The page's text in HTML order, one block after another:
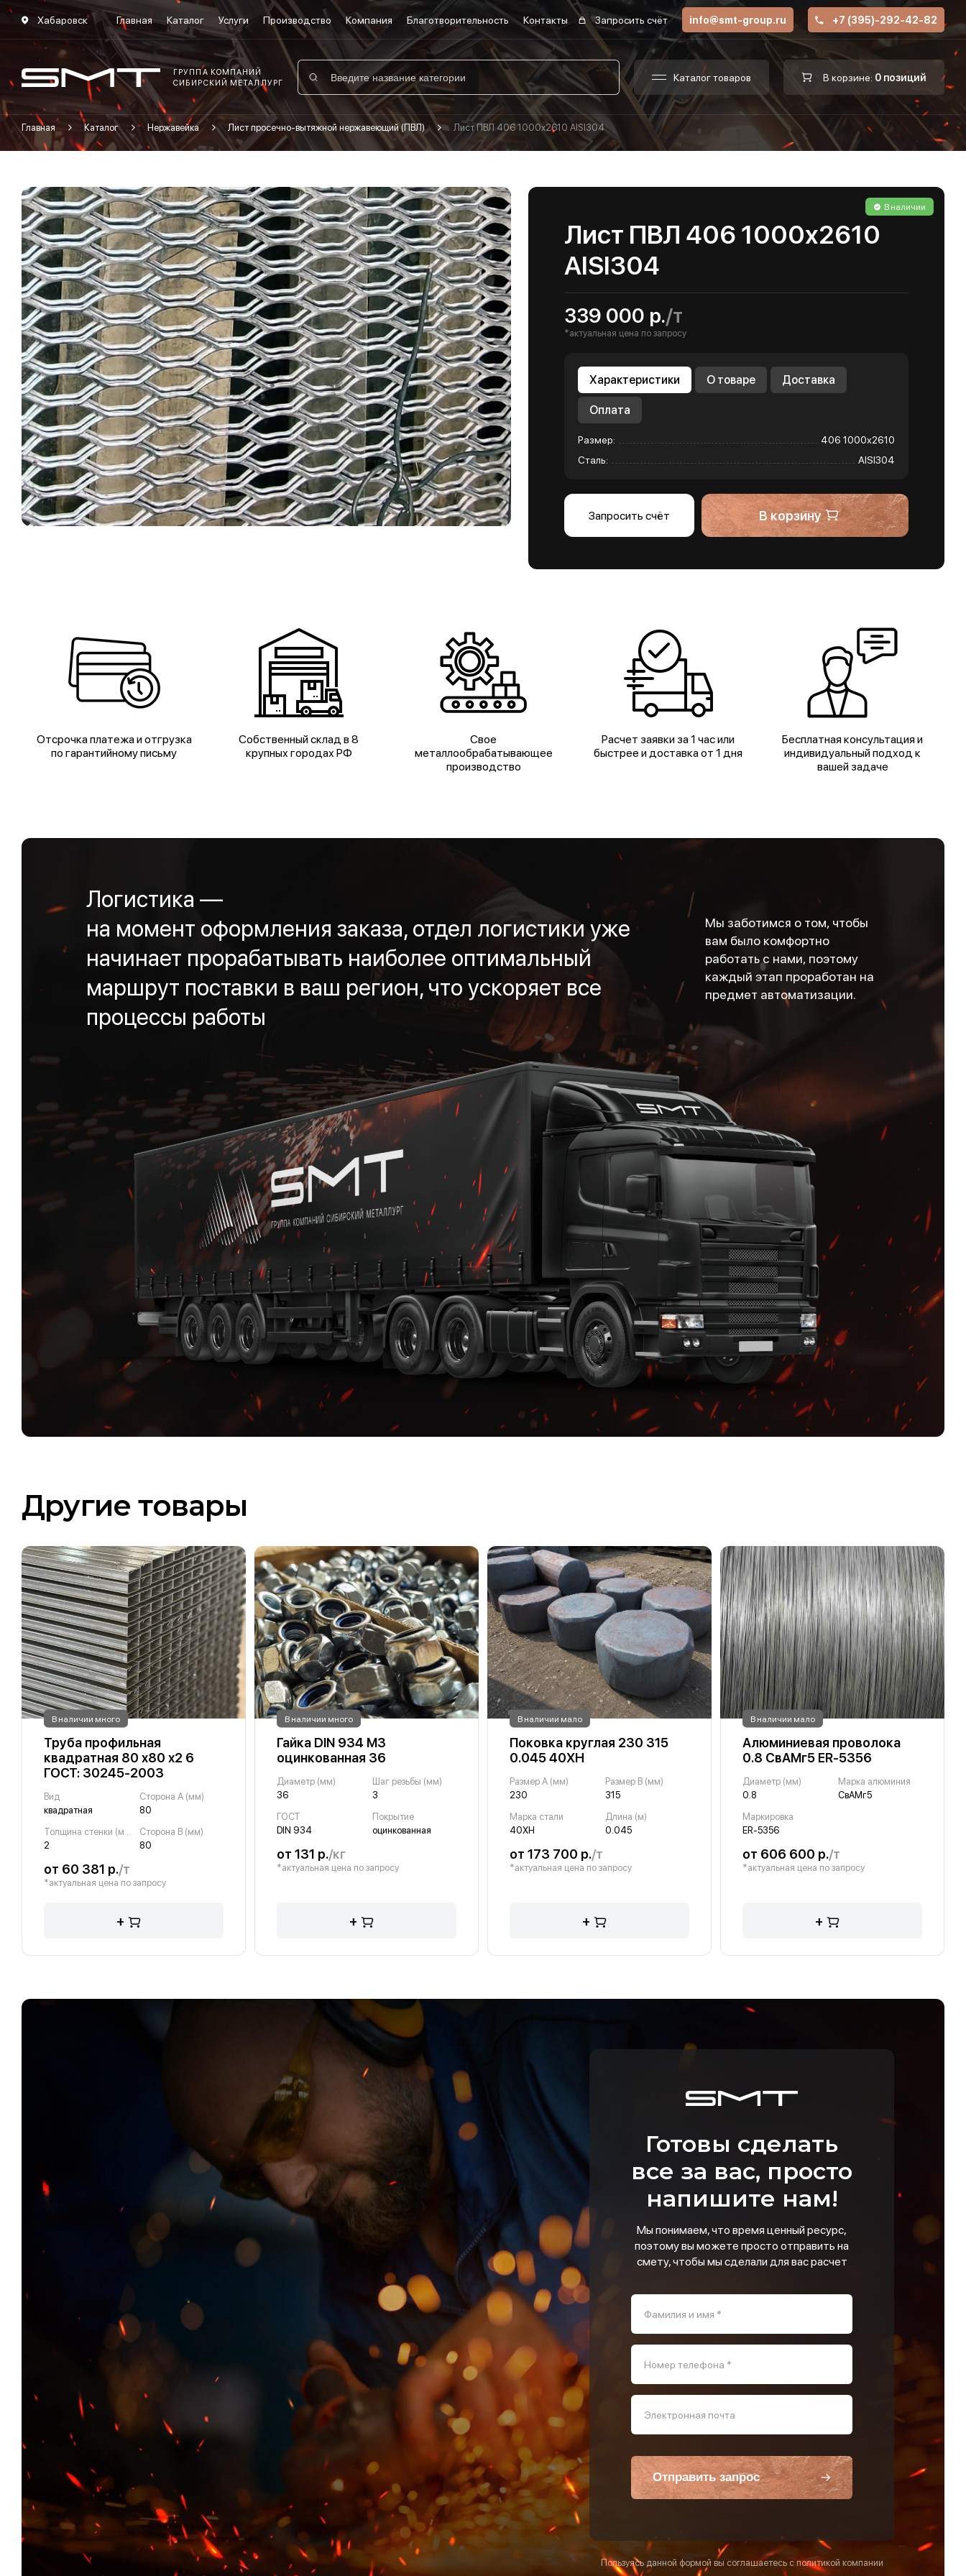
Хабаровск Главная Каталог Услуги Производство Компания Благотворительность Контакты Запросить счёт info@smt-group.ru +7 (395)-292-42-82
ГРУППА КОМПАНИЙ
СИБИРСКИЙ МЕТАЛЛУРГ
Каталог товаров В корзине: 0 позиций
Главная Каталог Нержавейка Лист просечно-вытяжной нержавеющий (ПВЛ) Лист ПВЛ 406 1000х2610 AISI304
В наличии
Лист ПВЛ 406 1000х2610
AISI304
339 000 р./т
*актуальная цена по запросу
Характеристики О товаре Доставка
Оплата
Размер:
406 1000х2610
Сталь:
AISI304
Запросить счёт В корзину
Отсрочка платежа и отгрузка
по гарантийному письму
Собственный склад в 8
крупных городах РФ
Свое
металлообрабатывающее
производство
Расчет заявки за 1 час или
быстрее и доставка от 1 дня
Бесплатная консультация и
индивидуальный подход к
вашей задаче
Логистика —
на момент оформления заказа, отдел логистики уже
начинает прорабатывать наиболее оптимальный
маршрут поставки в ваш регион, что ускоряет все
процессы работы
Мы заботимся о том, чтобы
вам было комфортно
работать с нами, поэтому
каждый этап проработан на
предмет автоматизации.
Другие товары
В наличии много
Труба профильная
квадратная 80 х80 х2 6
ГОСТ: 30245-2003
Вид
квадратная
Сторона A (мм)
80
Толщина стенки (мм)
2
Сторона B (мм)
80
от 60 381 р./т
*актуальная цена по запросу
+
В наличии много
Гайка DIN 934 М3
оцинкованная 36
Диаметр (мм)
36
Шаг резьбы (мм)
3
ГОСТ
DIN 934
Покрытие
оцинкованная
от 131 р./кг
*актуальная цена по запросу
+
В наличии мало
Поковка круглая 230 315
0.045 40ХН
Размер A (мм)
230
Размер B (мм)
315
Марка стали
40ХН
Длина (м)
0.045
от 173 700 р./т
*актуальная цена по запросу
+
В наличии мало
Алюминиевая проволока
0.8 СвАМг5 ER-5356
Диаметр (мм)
0.8
Марка алюминия
СвАМг5
Маркировка
ER-5356
от 606 600 р./т
*актуальная цена по запросу
+
Готовы сделать
все за вас, просто
напишите нам!
Мы понимаем, что время ценный ресурс,
поэтому вы можете просто отправить на
смету, чтобы мы сделали для вас расчет
Фамилия и имя *
Номер телефона *
Электронная почта
Отправить запрос
Пользуясь данной формой вы соглашаетесь с политикой компании